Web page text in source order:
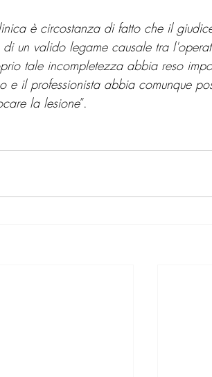
è circostanza di fatto che il
di un valido legame causale tra
tale incompletezza abbia reso
il professionista abbia comunque
la lesione”.